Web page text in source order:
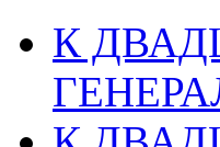
К